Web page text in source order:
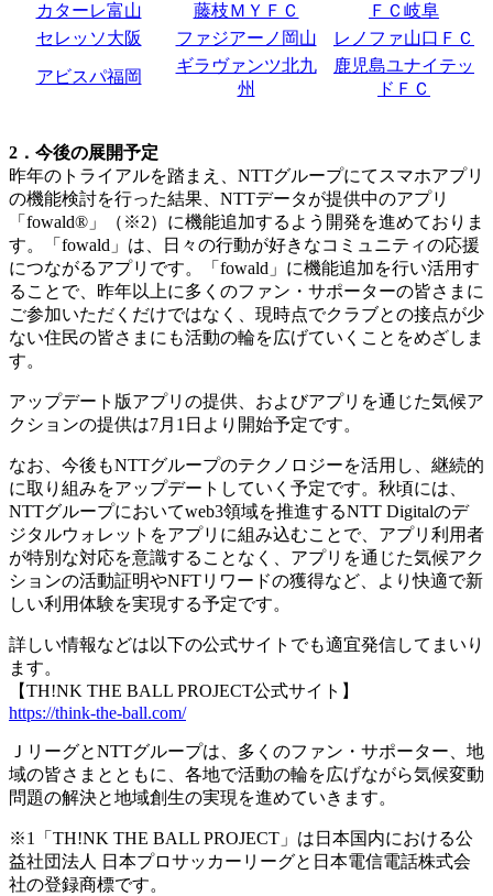
カターレ富山 藤枝ＭＹＦＣ
ＦＣ岐阜
セレッソ大阪
ファジアーノ岡山 レノファ山口ＦＣ
アビスパ福岡
ギラヴァンツ北九
州
鹿児島ユナイテッ
ドＦＣ
2．今後の展開予定
昨年のトライアルを踏まえ、NTTグループにてスマホアプリ
の機能検討を行った結果、NTTデータが提供中のアプリ
「fowald®」（※2）に機能追加するよう開発を進めておりま
す。「fowald」は、日々の行動が好きなコミュニティの応援
につながるアプリです。「fowald」に機能追加を行い活用す
ることで、昨年以上に多くのファン・サポーターの皆さまに
ご参加いただくだけではなく、現時点でクラブとの接点が少
ない住民の皆さまにも活動の輪を広げていくことをめざしま
す。
アップデート版アプリの提供、およびアプリを通じた気候ア
クションの提供は7月1日より開始予定です。
なお、今後もNTTグループのテクノロジーを活用し、継続的
に取り組みをアップデートしていく予定です。秋頃には、
NTTグループにおいてweb3領域を推進するNTT Digitalのデ
ジタルウォレットをアプリに組み込むことで、アプリ利用者
が特別な対応を意識することなく、アプリを通じた気候アク
ションの活動証明やNFTリワードの獲得など、より快適で新
しい利用体験を実現する予定です。
詳しい情報などは以下の公式サイトでも適宜発信してまいり
ます。
【TH!NK THE BALL PROJECT公式サイト】
https://think-the-ball.com/
ＪリーグとNTTグループは、多くのファン・サポーター、地
域の皆さまとともに、各地で活動の輪を広げながら気候変動
問題の解決と地域創生の実現を進めていきます。
※1「TH!NK THE BALL PROJECT」は日本国内における公
益社団法人 日本プロサッカーリーグと日本電信電話株式会
社の登録商標です。